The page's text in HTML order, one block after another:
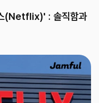
(Netflix)' : 솔직함과